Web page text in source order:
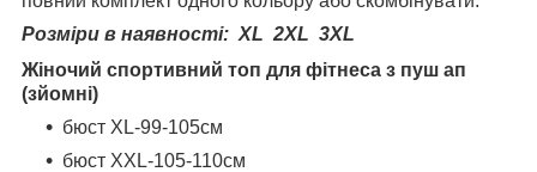
Розміри в наявності: XL 2XL 3XL
Жіночий спортивний топ для фітнеса з пуш ап
(зйомні)
бюст XL-99-105см
бюст XXL-105-110см